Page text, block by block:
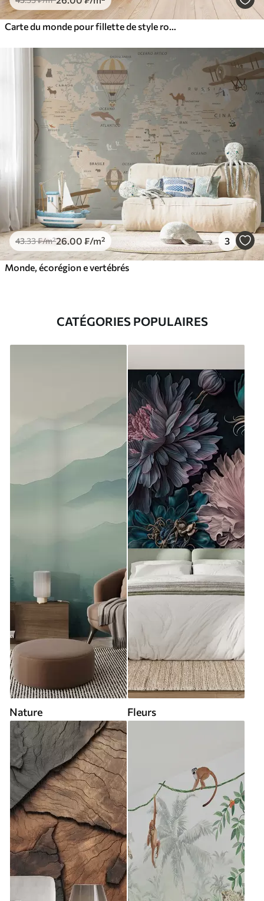
Carte du monde pour fillette de style rose
43.33₣/m²26.00 ₣/m² 3
Monde, écorégion e vertébrés
CATÉGORIES POPULAIRES
Nature Fleurs